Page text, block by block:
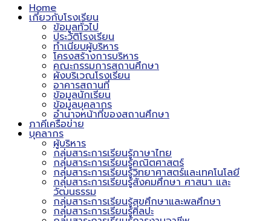
Home
เกี่ยวกับโรงเรียน
ข้อมูลทั่วไป
ประวัติโรงเรียน
ทำเนียบผู้บริหาร
โครงสร้างการบริหาร
คณะกรรมการสถานศึกษา
ผังบริเวณโรงเรียน
อาคารสถานที่
ข้อมูลนักเรียน
ข้อมูลบุคลากร
อำนาจหน้าที่ของสถานศึกษา
ภาคีเครือข่าย
บุคลากร
ผู้บริหาร
กลุ่มสาระการเรียนรู้ภาษาไทย
กลุ่มสาระการเรียนรู้คณิตศาสตร์
กลุ่มสาระการเรียนรู้วิทยาศาสตร์และเทคโนโลยี
กลุ่มสาระการเรียนรู้สังคมศึกษา ศาสนา และ
วัฒนธรรม
กลุ่มสาระการเรียนรู้สุขศึกษาและพลศึกษา
กลุ่มสาระการเรียนรู้ศิลปะ